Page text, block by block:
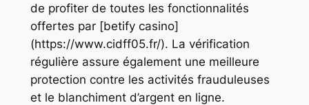
de profiter de toutes les fonctionnalités
offertes par [betify casino]
(https://www.cidff05.fr/). La vérification
régulière assure également une meilleure
protection contre les activités frauduleuses
et le blanchiment d’argent en ligne.